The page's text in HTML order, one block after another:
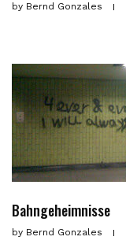
by Bernd Gonzales
Bahngeheimnisse
by Bernd Gonzales